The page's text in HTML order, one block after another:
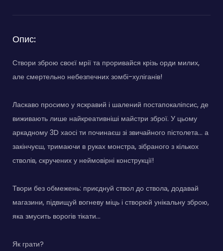
Опис:
Створи зброю своєї мрії та проривайся крізь орди милих,
але смертельно небезпечних зомбі-хуліганів!
Ласкаво просимо у яскравий і шалений постапокаліпсис, де
виживають лише найкреативніші майстри зброї. У цьому
аркадному 3D хаосі ти починаєш зі звичайного пістолета... а
закінчуєш, тримаючи в руках монстра, зібраного з кількох
стволів, скручених у неймовірні конструкції!
Твори без обмежень: приєднуй ствол до ствола, додавай
магазини, підвищуй вогневу міць і створюй унікальну зброю,
яка змусить ворогів тікати...
Як грати?